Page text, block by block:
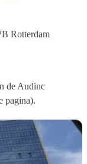
Rotterdam
de Audinc
pagina).